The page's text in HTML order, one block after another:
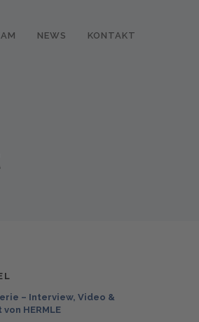
NEWS KONTAKT
– Interview, Video &
HERMLE